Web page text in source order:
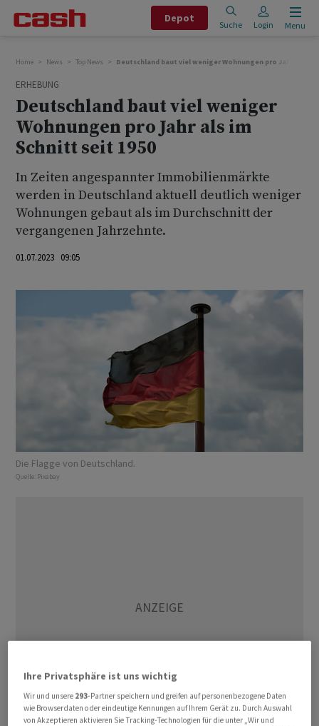
Depot
Suche Login Menu
Home News Top News Deutschland baut viel weniger Wohnungen pro Jahr als im
ERHEBUNG
Deutschland baut viel weniger
Wohnungen pro Jahr als im
Schnitt seit 1950
In Zeiten angespannter Immobilienmärkte
werden in Deutschland aktuell deutlich weniger
Wohnungen gebaut als im Durchschnitt der
vergangenen Jahrzehnte.
01.07.2023 09:05
Die Flagge von Deutschland.
Quelle: Pixabay
Ihre Privatsphäre ist uns wichtig
Wir und unsere 293-Partner speichern und greifen auf personenbezogene Daten
wie Browserdaten oder eindeutige Kennungen auf Ihrem Gerät zu. Durch Auswahl
von Akzeptieren aktivieren Sie Tracking-Technologien für die unter „Wir und